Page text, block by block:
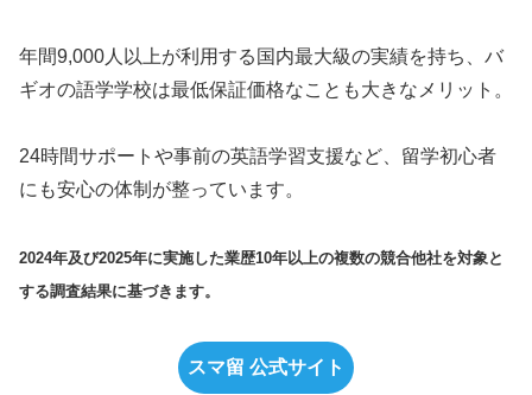
年間9,000人以上が利用する国内最大級の実績を持ち、バ
ギオの語学学校は最低保証価格なことも大きなメリット。
24時間サポートや事前の英語学習支援など、留学初心者
にも安心の体制が整っています。
2024年及び2025年に実施した業歴10年以上の複数の競合他社を対象と
する調査結果に基づきます。
スマ留 公式サイト